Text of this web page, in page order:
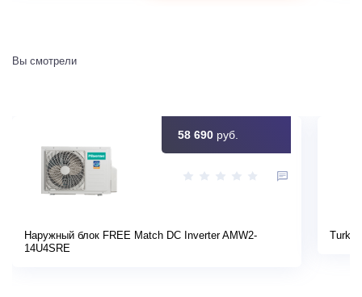
Вы смотрели
58 690 руб.
Наружный блок FREE Match DC Inverter AMW2-
14U4SRE